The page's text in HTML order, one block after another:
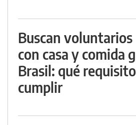
Buscan
con casa y comida
Brasil: qué
cumplir